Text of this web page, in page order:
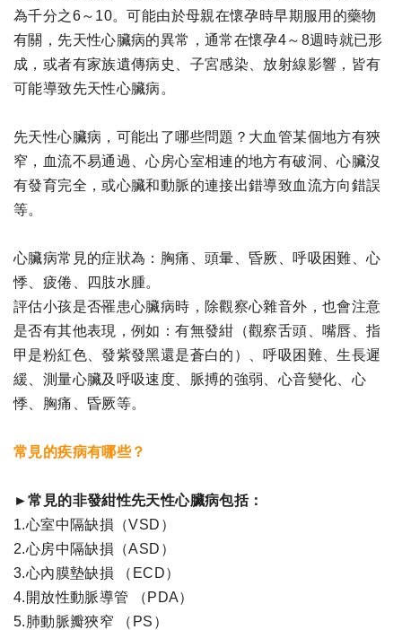
為千分之6～10。可能由於母親在懷孕時早期服用的藥物
有關，先天性心臟病的異常，通常在懷孕4～8週時就已形
成，或者有家族遺傳病史、子宮感染、放射線影響，皆有
可能導致先天性心臟病。
先天性心臟病，可能出了哪些問題？大血管某個地方有狹
窄，血流不易通過、心房心室相連的地方有破洞、心臟沒
有發育完全，或心臟和動脈的連接出錯導致血流方向錯誤
等。
心臟病常見的症狀為：胸痛、頭暈、昏厥、呼吸困難、心
悸、疲倦、四肢水腫。
評估小孩是否罹患心臟病時，除觀察心雜音外，也會注意
是否有其他表現，例如：有無發紺（觀察舌頭、嘴唇、指
甲是粉紅色、發紫發黑還是蒼白的）、呼吸困難、生長遲
緩、測量心臟及呼吸速度、脈搏的強弱、心音變化、心
悸、胸痛、昏厥等。
常見的疾病有哪些？
►常見的非發紺性先天性心臟病包括：
1.心室中隔缺損（VSD）
2.心房中隔缺損（ASD）
3.心內膜墊缺損 （ECD）
4.開放性動脈導管 （PDA）
5.肺動脈瓣狹窄 （PS）